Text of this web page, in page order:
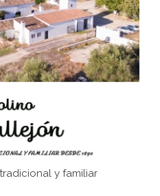
en el campo: del
de Los Hurones
y familiar